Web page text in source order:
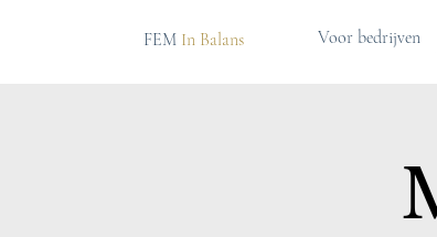
FEM In Balans Voor bedrijven